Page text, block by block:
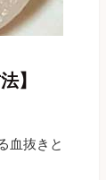
】
血抜きと